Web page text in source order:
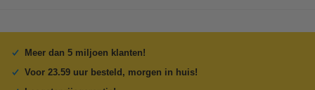
Meer dan 5 miljoen klanten!
Voor 23.59 uur besteld, morgen in huis!